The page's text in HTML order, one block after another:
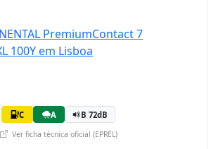
C A B 72dB
Ver ficha técnica oficial (EPREL)